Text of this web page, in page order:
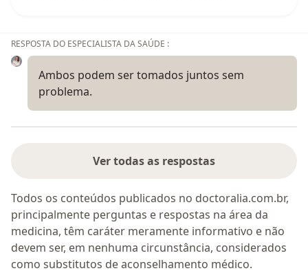
RESPOSTA DO ESPECIALISTA DA SAÚDE :
Ambos podem ser tomados juntos sem
problema.
Ver todas as respostas
Todos os conteúdos publicados no doctoralia.com.br,
principalmente perguntas e respostas na área da
medicina, têm caráter meramente informativo e não
devem ser, em nenhuma circunstância, considerados
como substitutos de aconselhamento médico.